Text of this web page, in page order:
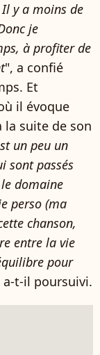
y a moins de
je
à profiter de
", a confié
Et
il évoque
la suite de son
un peu un
sont passés
domaine
perso (ma
chanson,
entre la vie
pour
a-t-il poursuivi.